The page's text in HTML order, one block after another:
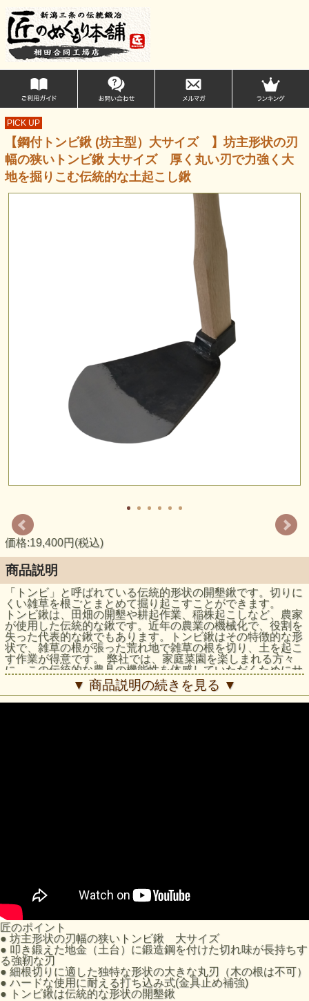
PICK UP
【鋼付トンビ鍬 (坊主型）大サイズ 】坊主形状の刃
幅の狭いトンビ鍬 大サイズ 厚く丸い刃で力強く大
地を掘りこむ伝統的な土起こし鍬
価格:19,400円(税込)
商品説明
「トンビ」と呼ばれている伝統的形状の開墾鍬です。切りに
くい雑草を根ごとまとめて掘り起こすことができます。
トンビ鍬は、田畑の開墾や耕起作業、稲株起こしなど、農家
が使用した伝統的な鍬です。近年の農業の機械化で、役割を
失った代表的な鍬でもあります。トンビ鍬はその特徴的な形
状で、雑草の根が張った荒れ地で雑草の根を切り、土を起こ
す作業が得意です。 弊社では、家庭菜園を楽しまれる方々
に、この伝統的な農具の機能性を体感していただくためにサ
イズと重量に工夫を加え新たな商品として提案してまいりま
した。「土が硬くて、深耕できない。」、「休耕地を借りた
が、土が硬くしまっている。」などのお客様の声に、トンビ
▼ 商品説明の続きを見る ▼
匠のポイント
● 坊主形状の刃幅の狭いトンビ鍬 大サイズ
● 叩き鍛えた地金（土台）に鍛造鋼を付けた切れ味が長持ちす
る強靭な刃
● 細根切りに適した独特な形状の大きな丸刃（木の根は不可）
● ハードな使用に耐える打ち込み式(金具止め補強)
●
トンビ鍬は伝統的な形状の開墾鍬